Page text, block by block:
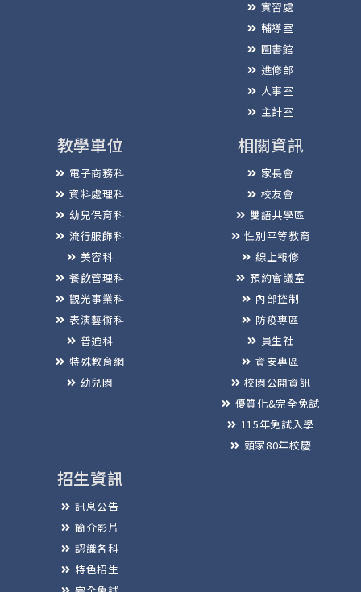
實習處
輔導室
圖書館
進修部
人事室
主計室
教學單位
電子商務科
資料處理科
幼兒保育科
流行服飾科
美容科
餐飲管理科
觀光事業科
表演藝術科
普通科
特殊教育網
幼兒園
相關資訊
家長會
校友會
雙語共學區
性別平等教育
線上報修
預約會議室
內部控制
防疫專區
員生社
資安專區
校園公開資訊
優質化&完全免試
115年免試入學
頭家80年校慶
招生資訊
訊息公告
簡介影片
認識各科
特色招生